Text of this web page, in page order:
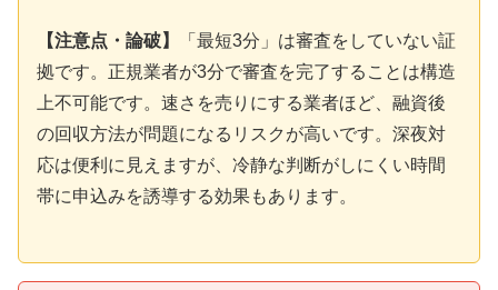
【注意点・論破】
「最短3分」は審査をしていない証
拠です。正規業者が3分で審査を完了することは構造
上不可能です。速さを売りにする業者ほど、融資後
の回収方法が問題になるリスクが高いです。深夜対
応は便利に見えますが、冷静な判断がしにくい時間
帯に申込みを誘導する効果もあります。